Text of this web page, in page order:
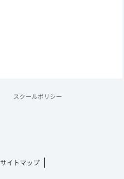
スクールポリシー
サイトマップ